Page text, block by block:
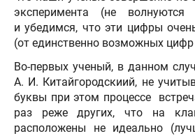
эксперимента (не
и убедимся, что эти цифры
(от единственно возможных цифр
Во-первых ученый, в данном
А. И. Китайгородскиий, не
буквы при этом процессе
раз реже других, что на
расположены не идеально